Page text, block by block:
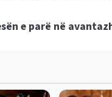
e parë në